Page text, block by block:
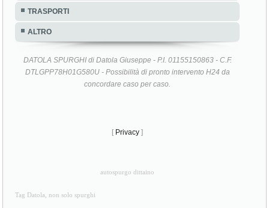
TRASPORTI
ALTRO
DATOLA SPURGHI di Datola Giuseppe - P.I. 01155150863 - C.F.
DTLGPP78H01G580U - Possibilità di pronto intervento H24 da
concordare caso per caso.
[ Privacy ]
autospurgo dittaino
Tag Datola, non solo spurghi